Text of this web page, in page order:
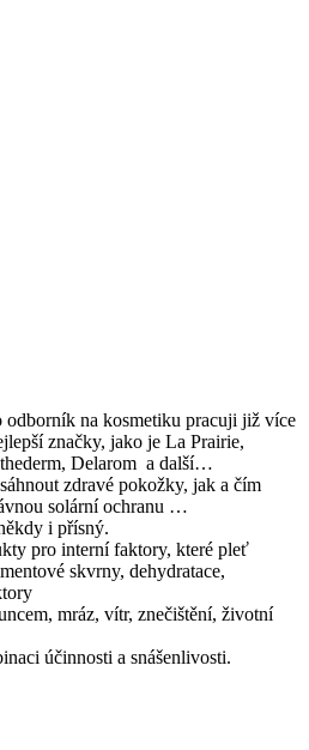
odborník na kosmetiku pracuji již více
značky, jako je La Prairie,
Delarom a další…
zdravé pokožky, jak a čím
solární ochranu …
i přísný.
pro interní faktory, které pleť
skvrny, dehydratace,
mráz, vítr, znečištění, životní
účinnosti a snášenlivosti.